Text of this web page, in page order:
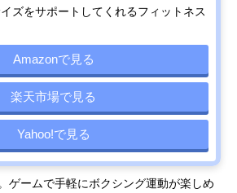
ズをサポートしてくれるフィットネス
Amazonで見る
楽天市場で見る
Yahoo!で見る
ゲームで手軽にボクシング運動が楽しめ